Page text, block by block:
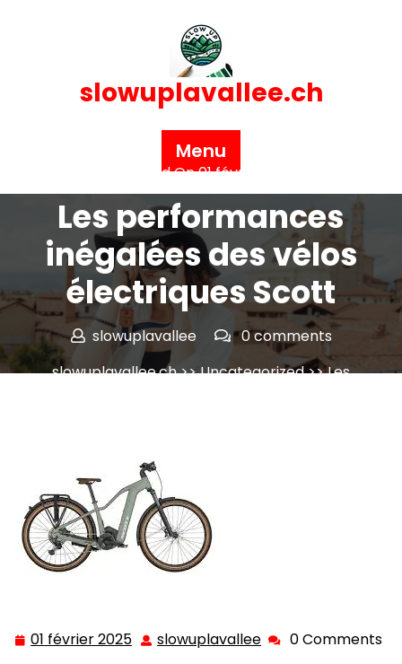
slowuplavallee.ch
Menu
Posted On 01 février 2025
Les performances
inégalées des vélos
électriques Scott
slowuplavallee
0 comments
slowuplavallee.ch>>Uncategorized>> Les
01 février 2025 01 slowuplavallee slowuplavallee
0 Comments